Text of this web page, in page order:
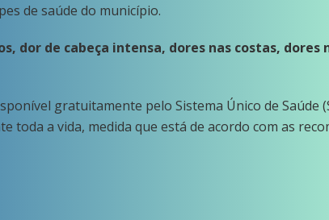
de saúde do município.
de cabeça intensa, dores nas costas, dores
gratuitamente pelo Sistema Único de Saúde
toda a vida, medida que está de acordo com as